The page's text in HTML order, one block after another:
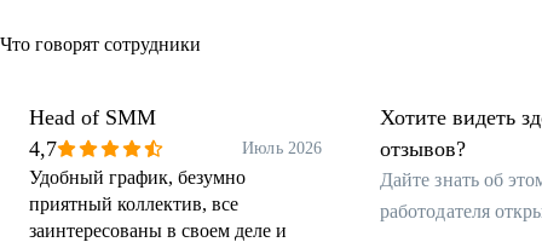
Что говорят сотрудники
Head of SMM
4,7
Июль 2026
Удобный график, безумно
приятный коллектив, все
заинтересованы в своем деле и
Хотите видеть
отзывов?
Дайте знать об
работодателя